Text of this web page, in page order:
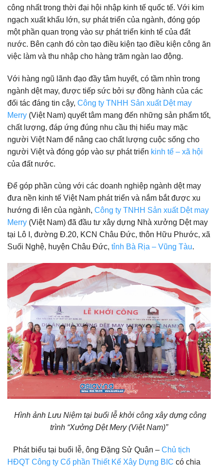
công nhất trong thời đại hội nhập kinh tế quốc tế. Với kim
ngạch xuất khẩu lớn, sự phát triển của ngành, đóng góp
một phần quan trọng vào sự phát triển kinh tế của đất
nước. Bên cạnh đó còn tạo điều kiện tạo điều kiện công ăn
việc làm và thu nhập cho hàng trăm ngàn lao động.
Với hàng ngũ lãnh đạo đầy tâm huyết, có tầm nhìn trong
ngành dệt may, được tiếp sức bởi sự đồng hành của các
đối tác đáng tin cậy, Công ty TNHH Sản xuất Dệt may
Merry (Việt Nam) quyết tâm mang đến những sản phẩm tốt,
chất lượng, đáp ứng đúng nhu cầu thị hiếu may mặc
người Việt Nam để nâng cao chất lượng cuộc sống cho
người Việt và đóng góp vào sự phát triển kinh tế – xã hội
của đất nước.
Để góp phần cùng với các doanh nghiệp ngành dệt may
đưa nền kinh tế Việt Nam phát triển và nắm bắt được xu
hướng đi lên của ngành, Công ty TNHH Sản xuất Dệt may
Merry (Việt Nam) đã đầu tư xây dựng Nhà xưởng Dệt may
tại Lô I, đường Đ.20, KCN Châu Đức, thôn Hữu Phước, xã
Suối Nghệ, huyện Châu Đức, tỉnh Bà Rịa – Vũng Tàu.
Hình ảnh Lưu Niệm tại buổi lễ khởi công xây dựng công
trình “Xưởng Dệt Mery (Việt Nam)”
Phát biểu tại buổi lễ, ông Đặng Sử Quân – Chủ tịch
HĐQT Công ty Cổ phần Thiết Kế Xây Dựng BIC có chia